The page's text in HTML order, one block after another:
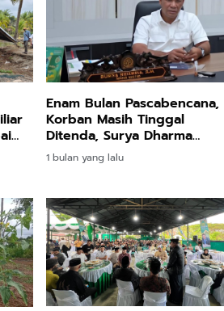
Enam Bulan Pascabencana,
Korban Masih Tinggal
Ditenda, Surya Dharma
Pertanyakan Keseriusan
Bupati Bireuen
1 bulan yang lalu